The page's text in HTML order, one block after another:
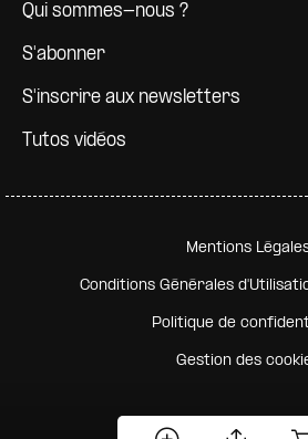
Qui sommes-nous ?
S'abonner
S'inscrire aux newsletters
Tutos vidéos
Pied de page Mentions
Conditions Générales
Politique de
Gestion des